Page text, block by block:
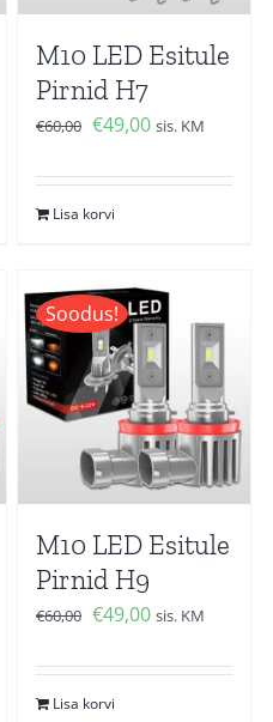
M10 LED Esitule
Pirnid H7
€60,00 Algne
oli:
€60,00.
€49,00Current
is:
sis. KM
Lisa korvi
Soodus!
M10 LED Esitule
Pirnid H9
€60,00 Algne
oli:
€60,00.
€49,00Current
is:
sis. KM
Lisa korvi